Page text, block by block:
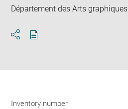
Département des Arts graphiques
Inventory number